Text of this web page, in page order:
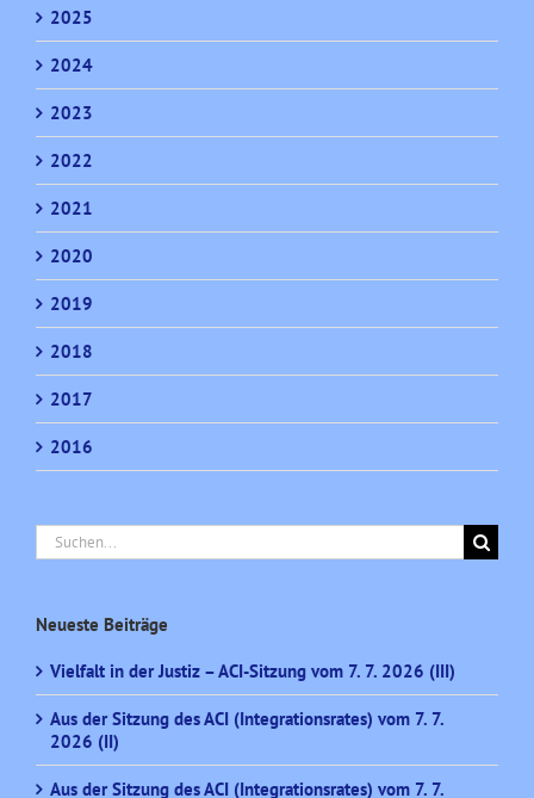
2025
2024
2023
2022
2021
2020
2019
2018
2017
2016
Suche
nach:
Neueste Beiträge
Vielfalt in der Justiz – ACI-Sitzung vom 7. 7. 2026 (III)
Aus der Sitzung des ACI (Integrationsrates) vom 7. 7.
2026 (II)
Aus der Sitzung des ACI (Integrationsrates) vom 7. 7.